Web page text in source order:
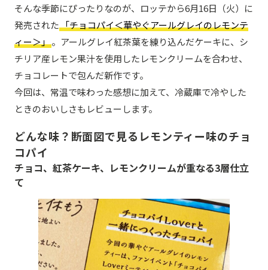
そんな季節にぴったりなのが、ロッテから6月16日（火）に
発売された「チョコパイ＜華やぐアールグレイのレモンテ
ィー＞」。アールグレイ紅茶葉を練り込んだケーキに、シ
チリア産レモン果汁を使用したレモンクリームを合わせ、
チョコレートで包んだ新作です。
今回は、常温で味わった感想に加えて、冷蔵庫で冷やした
ときのおいしさもレビューします。
どんな味？断面図で見るレモンティー味のチョ
コパイ
チョコ、紅茶ケーキ、レモンクリームが重なる3層仕立
て